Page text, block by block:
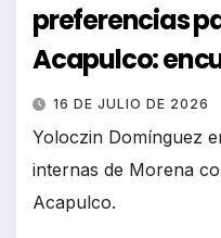
preferencias
Acapulco:
16 DE JULIO DE 2026
Yoloczin Domínguez
internas de Morena
Acapulco.